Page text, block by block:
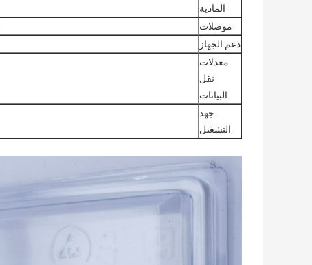
المادية
موصلات
دعم الجهاز
معدلات
نقل
البيانات
جهد
التشغيل